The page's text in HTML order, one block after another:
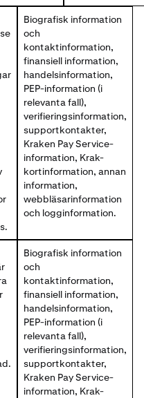
Biografisk information
och
kontaktinformation,
finansiell information,
handelsinformation,
PEP-information (i
relevanta fall),
verifieringsinformation,
supportkontakter,
Kraken Pay Service-
information, Krak-
kortinformation, annan
information,
webbläsarinformation
och logginformation.
Biografisk information
och
kontaktinformation,
finansiell information,
handelsinformation,
PEP-information (i
relevanta fall),
verifieringsinformation,
supportkontakter,
Kraken Pay Service-
information, Krak-